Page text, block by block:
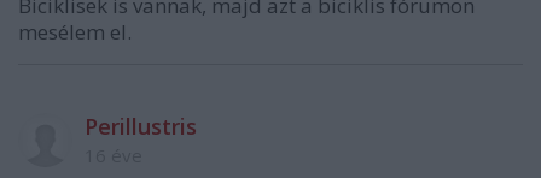
Biciklisek is vannak, majd azt a biciklis fórumon
mesélem el.
Perillustris